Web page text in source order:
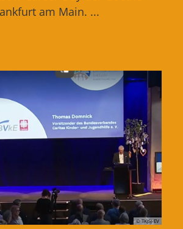
am Main. ...
© TKJSJ-EV